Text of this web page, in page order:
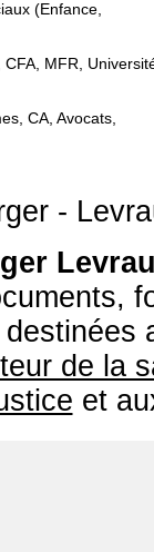
(Enfance,
CFA, MFR,
CA, Avocats,
-
destinées
de la
et